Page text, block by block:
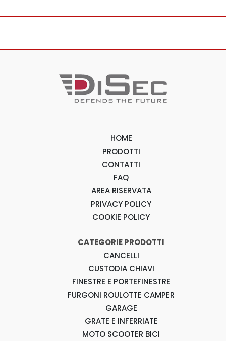
HOME
PRODOTTI
CONTATTI
FAQ
AREA RISERVATA
PRIVACY POLICY
COOKIE POLICY
CATEGORIE PRODOTTI
CANCELLI
CUSTODIA CHIAVI
FINESTRE E PORTEFINESTRE
FURGONI ROULOTTE CAMPER
GARAGE
GRATE E INFERRIATE
MOTO SCOOTER BICI